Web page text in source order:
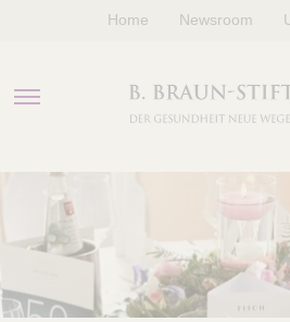
PROGRAMME
FÖRDERUNGEN
VERANSTALTUNGEN
Home Newsroom